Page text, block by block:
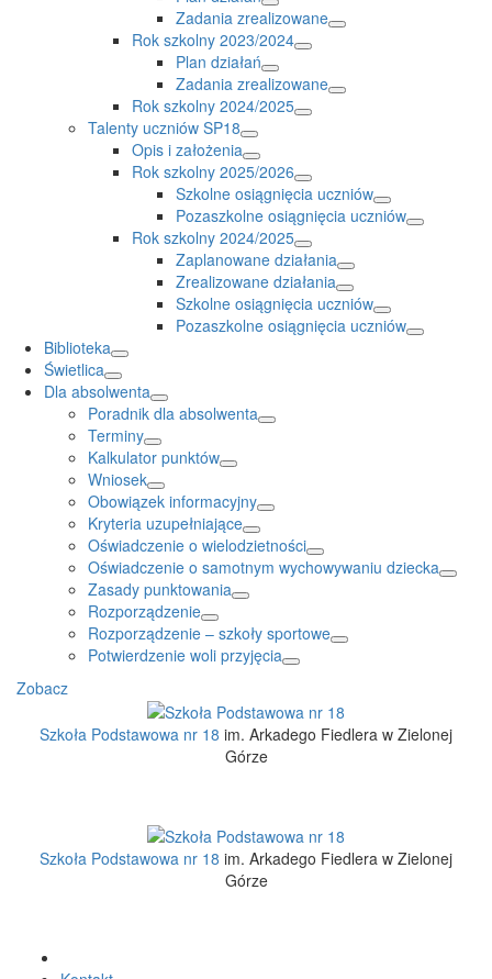
Zadania zrealizowane
Rok szkolny 2023/2024
Plan działań
Zadania zrealizowane
Rok szkolny 2024/2025
Talenty uczniów SP18
Opis i założenia
Rok szkolny 2025/2026
Szkolne osiągnięcia uczniów
Pozaszkolne osiągnięcia uczniów
Rok szkolny 2024/2025
Zaplanowane działania
Zrealizowane działania
Szkolne osiągnięcia uczniów
Pozaszkolne osiągnięcia uczniów
Biblioteka
Świetlica
Dla absolwenta
Poradnik dla absolwenta
Terminy
Kalkulator punktów
Wniosek
Obowiązek informacyjny
Kryteria uzupełniające
Oświadczenie o wielodzietności
Oświadczenie o samotnym wychowywaniu dziecka
Zasady punktowania
Rozporządzenie
Rozporządzenie – szkoły sportowe
Potwierdzenie woli przyjęcia
Zobacz
Szkoła Podstawowa nr 18 im. Arkadego Fiedlera w Zielonej
Górze
Szkoła Podstawowa nr 18 im. Arkadego Fiedlera w Zielonej
Górze